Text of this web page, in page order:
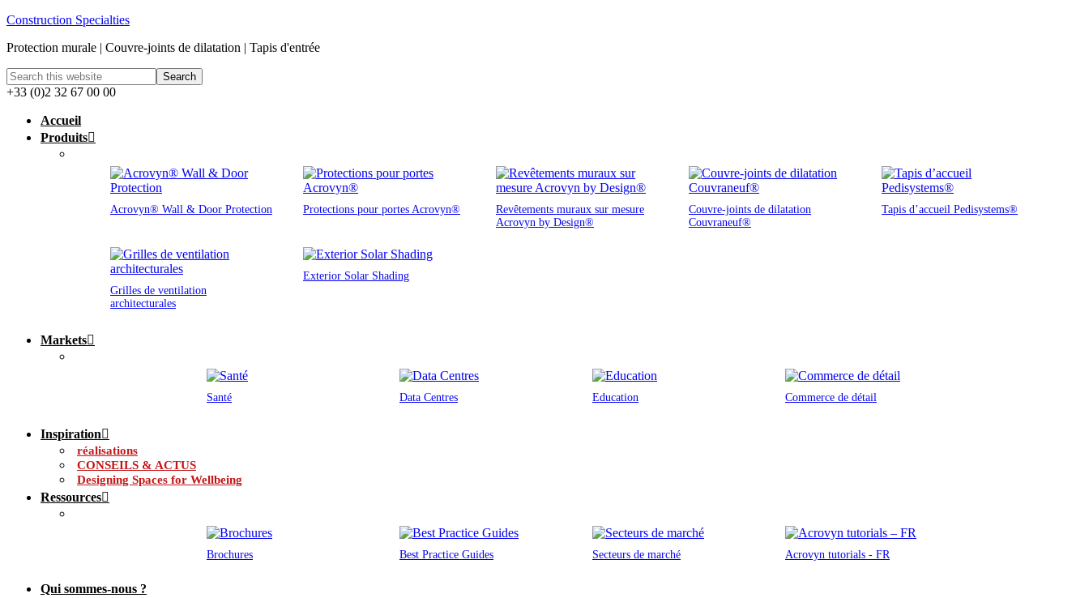
Construction Specialties
Protection murale | Couvre-joints de dilatation | Tapis d'entrée
+33 (0)2 32 67 00 00
Accueil
Produits
Acrovyn® Wall & Door Protection Protections pour portes Acrovyn®
Revêtements muraux sur mesure
Acrovyn by Design®
Couvre-joints de dilatation
Couvraneuf®
Tapis d’accueil Pedisystems®
Grilles de ventilation
architecturales
Exterior Solar Shading
Markets
Santé Data Centres Education Commerce de détail
Inspiration
réalisations
CONSEILS & ACTUS
Designing Spaces for Wellbeing
Ressources
Brochures Best Practice Guides Secteurs de marché Acrovyn tutorials - FR
Qui sommes-nous ?